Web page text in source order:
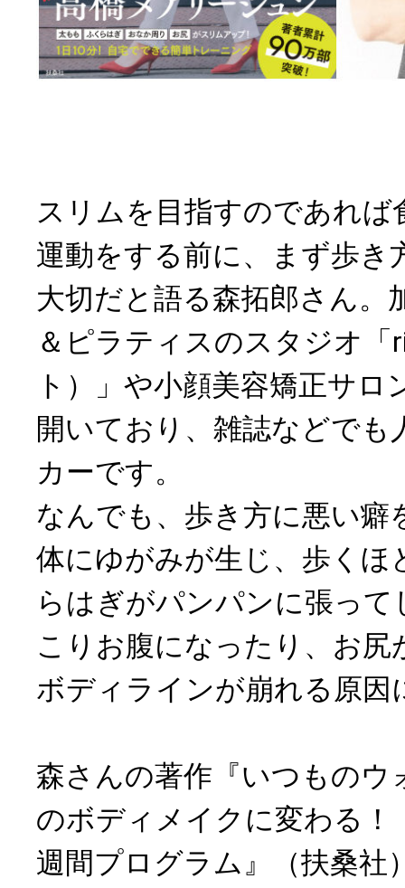
スリムを目指すのであれば‌
運‌動‌を‌す‌る前‌に、‌ま‌ず歩き
大切だと語る森拓郎さん。
＆ピラティスのスタジオ「
ト）」や小顔美容矯正サロ
開いており、雑誌などでも
カーです。
なんでも、歩き方に悪い癖
体にゆがみが生じ、歩くほ
らはぎがパンパンに張っ
こりお腹になったり、お
ボディラインが崩れる原因
森さんの著作『いつものウ
のボディメイクに変わる
週間プログラム』（扶桑社